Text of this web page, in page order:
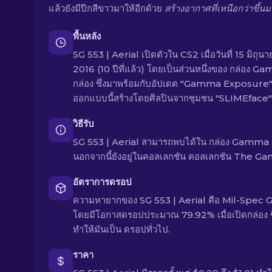
แล้วยังมีปีกสีขาวมาให้อีกด้วย สร้างอากาศที่เหนือกว่าขึ้น
พื้นหลัง
SG 553 | Aerial เปิดตัวใน CS2 เมื่อวันที่ 15 มิถุนา
2016 (10 ปีที่แล้ว) โดยเป็นส่วนหนึ่งของ กล่อง
กล่อง ซึ่งมาพร้อมกับอัปเดต "Gamma
ออกแบบนี้สร้างโดยศิลปินจากชุมชน
วิธีรับ
SG 553 | Aerial สามารถพบได้ใน กล่อง Gamma
นอกจากนี้ยังอยู่ในคอลเลกชัน คอลเลกชัน The
อัตราการดรอป
ความหายากของ SG 553 | Aerial คือ Mil-Spec
โดยมีโอกาสดรอปประมาณ 79.92% เมื่อเปิดกล่อง
ทำให้มันเป็น ดรอปทั่วไป.
ราคา